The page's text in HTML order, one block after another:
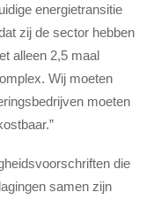
energietransitie
zij de sector hebben
alleen 2,5 maal
Wij moeten
moeten
die
samen zijn